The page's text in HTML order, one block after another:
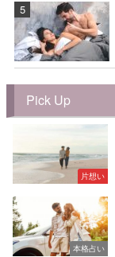
Pick Up
片想い
本格占い